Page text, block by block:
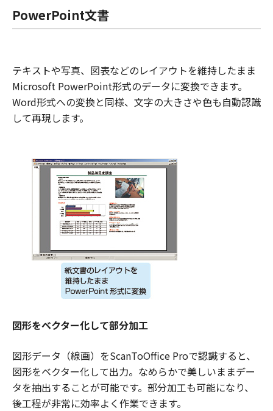
PowerPoint文書
テキストや写真、図表などのレイアウトを維持したまま
Microsoft PowerPoint形式のデータに変換できます。
Word形式への変換と同様、文字の大きさや色も自動認識
して再現します。
図形をベクター化して部分加工
図形データ（線画）をScanToOffice Proで認識すると、
図形をベクター化して出力。なめらかで美しいままデー
タを抽出することが可能です。部分加工も可能になり、
後工程が非常に効率よく作業できます。